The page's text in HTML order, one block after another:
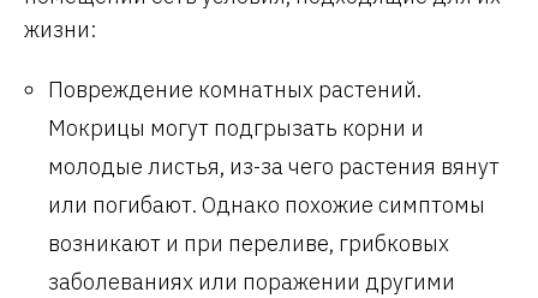
жизни:
Повреждение комнатных растений.
Мокрицы могут подгрызать корни и
молодые листья, из-за чего растения вянут
или погибают. Однако похожие симптомы
возникают и при переливе, грибковых
заболеваниях или поражении другими